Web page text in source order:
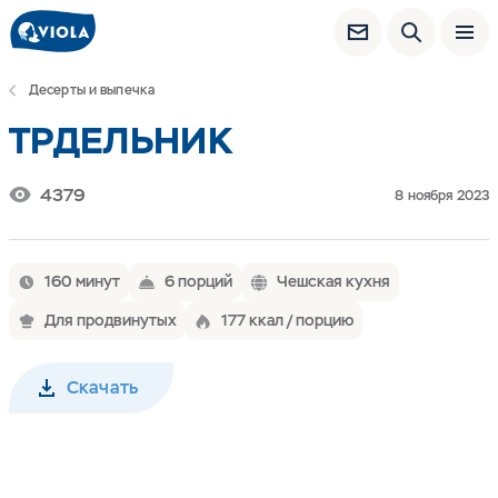
Десерты и выпечка
ТРДЕЛЬНИК
4379 8 ноября 2023
160 минут 6 порций
Чешская кухня
Для продвинутых
177 ккал / порцию
Скачать